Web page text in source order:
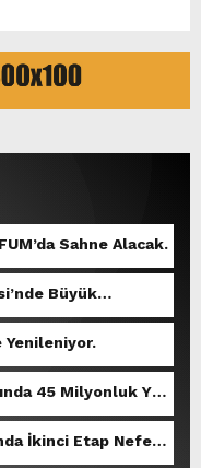
Sahne Alacak.
Büyük
Yenileniyor.
45 Milyonluk Yol
İkinci Etap Nefes